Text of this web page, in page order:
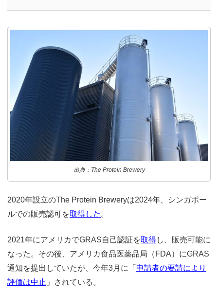
出典：The Protein Brewery
2020年設立のThe Protein Breweryは2024年、シンガポー
ルでの販売認可を取得した 。
2021年にアメリカでGRAS自己認証を取得し、販売可能に
なった。その後、アメリカ食品医薬品局（FDA）にGRAS
通知を提出していたが、今年3月に「 申請者の要請により
評価は中止 」されている。